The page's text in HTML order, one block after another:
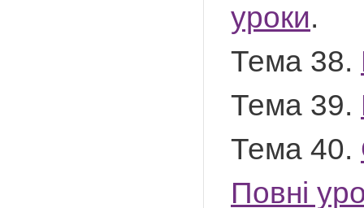
уроки.
Тема 38.
Тема 39.
Тема 40.
Повні